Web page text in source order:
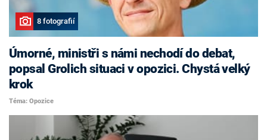
8 fotografií
Úmorné, ministři s námi nechodí do debat,
popsal Grolich situaci v opozici. Chystá velký
krok
Téma: Opozice